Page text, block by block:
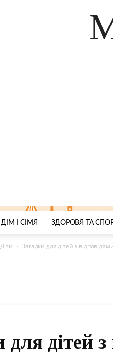
ДІМ І СІМЯ ЗДОРОВЯ ТА
Діти Загадки для дітей з
для дітей